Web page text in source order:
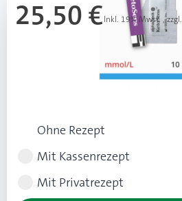
25,50 €Inkl. 19% Mwst. ,zzgl.
Ohne Rezept
Mit Kassenrezept
Mit Privatrezept